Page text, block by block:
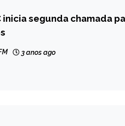
inicia segunda chamada
3 anos ago